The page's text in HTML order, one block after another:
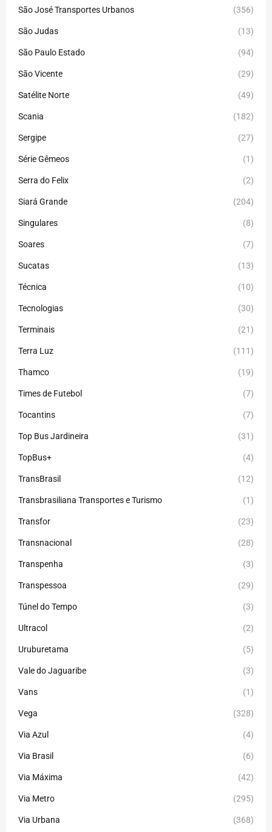
São José Transportes Urbanos (356)
São Judas (13)
São Paulo Estado (94)
São Vicente (29)
Satélite Norte (49)
Scania (182)
Sergipe (27)
Série Gêmeos (1)
Serra do Felix (2)
Siará Grande (204)
Singulares (8)
Soares (7)
Sucatas (13)
Técnica (10)
Tecnologias (30)
Terminais (21)
Terra Luz (111)
Thamco (19)
Times de Futebol (7)
Tocantins (7)
Top Bus Jardineira (31)
TopBus+ (4)
TransBrasil (12)
Transbrasiliana Transportes e Turismo (1)
Transfor (23)
Transnacional (28)
Transpenha (3)
Transpessoa (29)
Túnel do Tempo (3)
Ultracol (2)
Uruburetama (5)
Vale do Jaguaribe (3)
Vans (1)
Vega (328)
Via Azul (4)
Via Brasil (6)
Via Máxima (42)
Via Metro (295)
Via Urbana (368)